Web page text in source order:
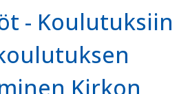
- Koulutuksiin
Kirkon